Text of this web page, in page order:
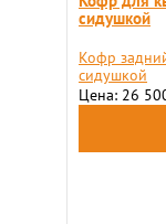
сидушкой
​Кофр
сидушкой
Цена: 26